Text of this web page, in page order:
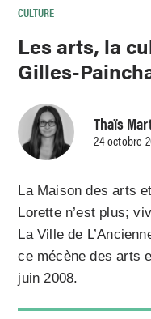
CULTURE
Les arts, la
Gilles-
Thaïs
24 octobre
La Maison des arts
Lorette n’est plus;
La Ville de
ce mécène des arts
juin 2008.